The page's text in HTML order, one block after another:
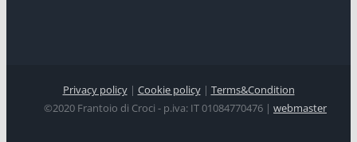
Privacy policy| Cookie policy| Terms&Condition
©2020 Frantoio di Croci - p.iva: IT 01084770476 | webmaster